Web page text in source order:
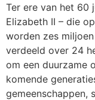
Ter ere van het 60
Elizabeth II – die
worden zes
verdeeld over 24
om een duurzame
komende
gemeenschappen,